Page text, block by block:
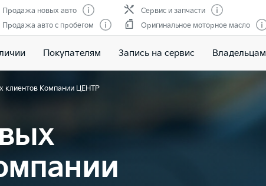
Продажа новых авто
Продажа авто с пробегом
Сервис и запчасти
Оригинальное моторное масло
Покупателям Запись на сервис Владельцам
клиентов Компании ЦЕНТР